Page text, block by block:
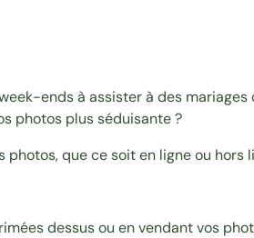
ends à assister à des
photos plus séduisante ?
que ce soit en ligne ou hors
dessus ou en vendant vos